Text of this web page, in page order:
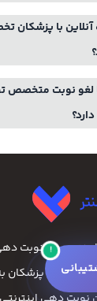
آنلاین با
یا لغو نوبت
راه نوبت‌
ایران است.
!